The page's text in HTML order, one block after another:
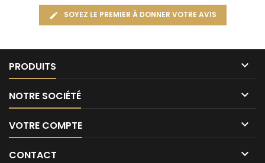
SOYEZ LE PREMIER À DONNER VOTRE AVIS
PRODUITS 
NOTRE SOCIÉTÉ 
VOTRE COMPTE 
CONTACT 